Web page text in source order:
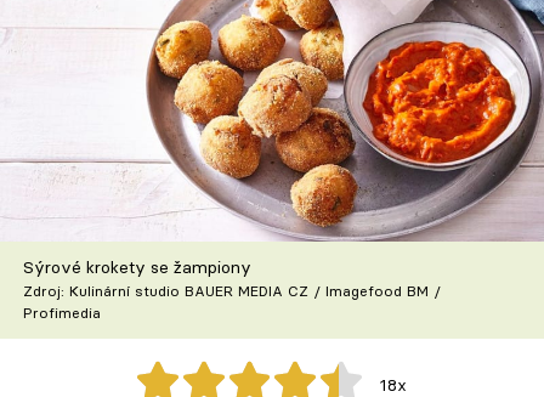
TV Program
Škola vaření
Recepty z TV
Speciál: Cuketa
Těhotnej kuchař
Sledujte prima+
Sýrové krokety se žampiony
Zdroj: Kulinární studio BAUER MEDIA CZ / Imagefood BM /
Profimedia
18x